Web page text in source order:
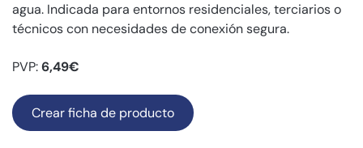
agua. Indicada para entornos residenciales, terciarios o
técnicos con necesidades de conexión segura.
PVP:6,49€
Crear ficha de producto